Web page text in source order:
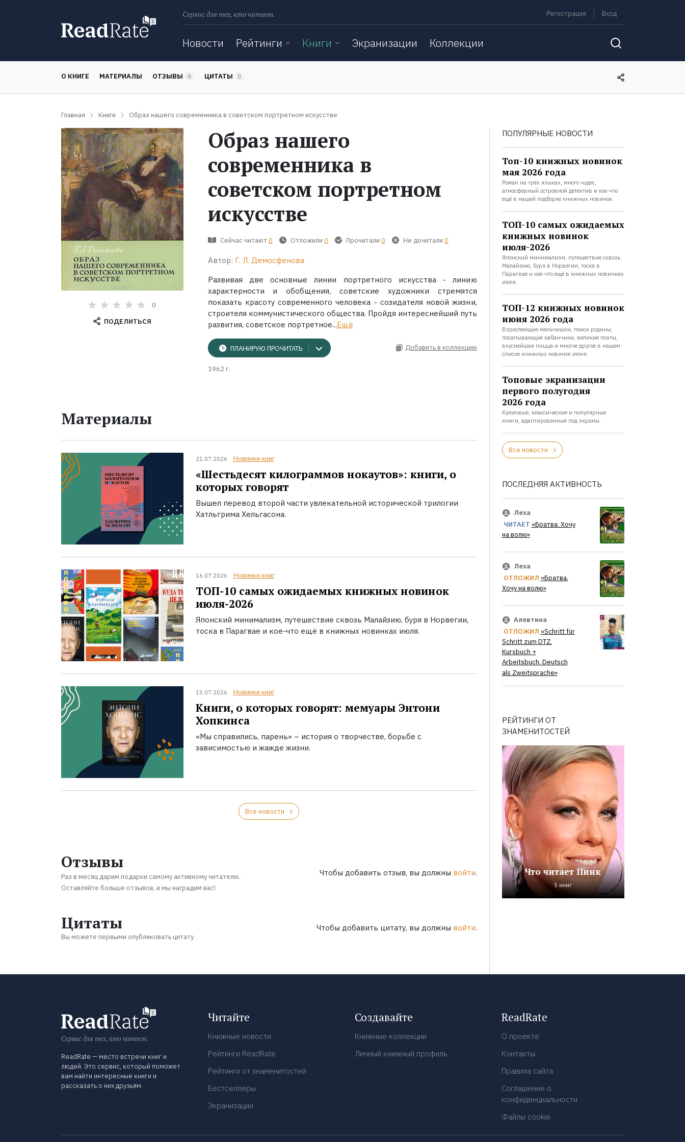
Сервис для тех, кто читает. Регистрация Вход
Новости Рейтинги Книги Экранизации Коллекции
О КНИГЕ МАТЕРИАЛЫ ОТЗЫВЫ 0 ЦИТАТЫ 0
Главная Книги Образ нашего современника в советском портретном искусстве
0
ПОДЕЛИТЬСЯ
Образ нашего
современника в
советском портретном
искусстве
Сейчас читают 0 Отложили 0 Прочитали 0 Не дочитали 0
Автор: Г. Л. Демосфенова
Развивая две основные линии портретного искусства - линию
характерности и обобщения, советские художники стремятся
показать красоту современного человека - созидателя новой жизни,
строителя коммунистического общества. Пройдя интереснейший путь
развития, советское портретное...Ещё
ПЛАНИРУЮ ПРОЧИТАТЬ Добавить в коллекцию
1962 г.
Материалы
21.07.2026 Новинки книг
«Шестьдесят килограммов нокаутов»: книги, о
которых говорят
Вышел перевод второй части увлекательной исторической трилогии
Хатльгрима Хельгасона.
16.07.2026 Новинки книг
ТОП-10 самых ожидаемых книжных новинок
июля-2026
Японский минимализм, путешествие сквозь Малайзию, буря в Норвегии,
тоска в Парагвае и кое-что ещё в книжных новинках июля.
13.07.2026 Новинки книг
Книги, о которых говорят: мемуары Энтони
Хопкинса
«Мы справились, парень» – история о творчестве, борьбе с
зависимостью и жажде жизни.
Все новости
Отзывы
Раз в месяц дарим подарки самому активному читателю.
Оставляйте больше отзывов, и мы наградим вас!
Чтобы добавить отзыв, вы должны войти.
Цитаты
Вы можете первыми опубликовать цитату
Чтобы добавить цитату, вы должны войти.
ПОПУЛЯРНЫЕ НОВОСТИ
Топ-10 книжных новинок
мая 2026 года
Роман на трёх языках, много чудес,
атмосферный островной детектив и кое-что
ещё в нашей подборке книжных новинок.
ТОП-10 самых ожидаемых
книжных новинок
июля-2026
Японский минимализм, путешествие сквозь
Малайзию, буря в Норвегии, тоска в
Парагвае и кое-что ещё в книжных новинках
июля.
ТОП-12 книжных новинок
июня 2026 года
Взрослеющие мальчишки, поиск родины,
посапывающие кабанчики, великие поэты,
вкуснейшая пицца и многое другое в нашем
списке книжных новинок июня.
Топовые экранизации
первого полугодия
2026 года
Культовые, классические и популярные
книги, адаптированные под экраны.
Все новости
ПОСЛЕДНЯЯ АКТИВНОСТЬ
Леха
ЧИТАЕТ «Братва. Хочу
на волю»
Леха
ОТЛОЖИЛ «Братва.
Хочу на волю»
Алевтина
ОТЛОЖИЛ «Schritt für
Schritt zum DTZ.
Kursbuch +
Arbeitsbuch. Deutsch
als Zweitsprache»
РЕЙТИНГИ ОТ
ЗНАМЕНИТОСТЕЙ
Что читает Пинк
5 книг
Сервис для тех, кто читает.
ReadRate — место встречи книг и
людей. Это сервис, который поможет
вам найти интересные книги и
рассказать о них друзьям.
Читайте
Книжные новости
Рейтинги ReadRate
Рейтинги от знаменитостей
Бестселлеры
Экранизации
Создавайте
Книжные коллекции
Личный книжный профиль
ReadRate
О проекте
Контакты
Правила сайта
Соглашение о
конфиденциальности
Файлы cookie